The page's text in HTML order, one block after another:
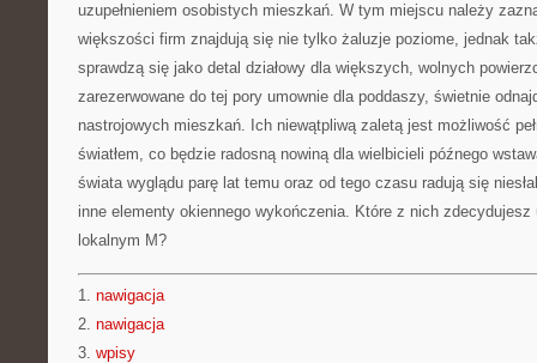
uzupełnieniem osobistych mieszkań. W tym miejscu należy
większości firm znajdują się nie tylko żaluzje poziome, jednak
sprawdzą się jako detal działowy dla większych, wolnych
zarezerwowane do tej pory umownie dla poddaszy, świetnie
nastrojowych mieszkań. Ich niewątpliwą zaletą jest możliwość
światłem, co będzie radosną nowiną dla wielbicieli późnego
świata wyglądu parę lat temu oraz od tego czasu radują się
inne elementy okiennego wykończenia. Które z nich
lokalnym M?
1. nawigacja
2. nawigacja
3. wpisy